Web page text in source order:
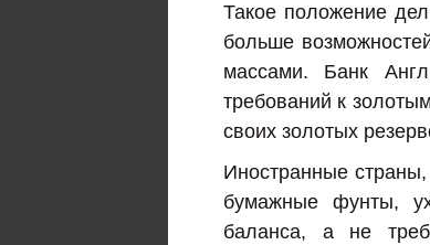
Такое положение
больше
массами. Банк
требований к
своих золотых
Иностранные
бумажные фунты,
баланса, а не